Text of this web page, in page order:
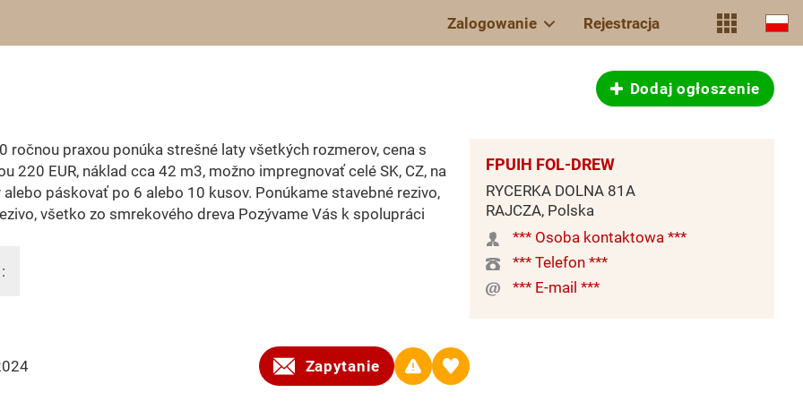
Zalogowanie Rejestracja
Dodaj ogłoszenie
ročnou praxou ponúka strešné laty všetkých rozmerov, cena s
220 EUR, náklad cca 42 m3, možno impregnovať celé SK, CZ, na
alebo páskovať po 6 alebo 10 kusov. Ponúkame stavebné rezivo,
všetko zo smrekového dreva Pozývame Vás k spolupráci
Zapytanie
FPUIH FOL-DREW
RYCERKA DOLNA 81A
RAJCZA, Polska
*** Osoba kontaktowa ***
*** Telefon ***
*** E-mail ***